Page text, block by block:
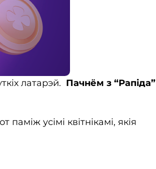
латарэй. Пачнём з “Рапіда”
усімі квітнікамі, якія